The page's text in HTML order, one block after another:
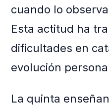
cuando lo
Esta actitud ha
dificultades en
evolución
La quinta